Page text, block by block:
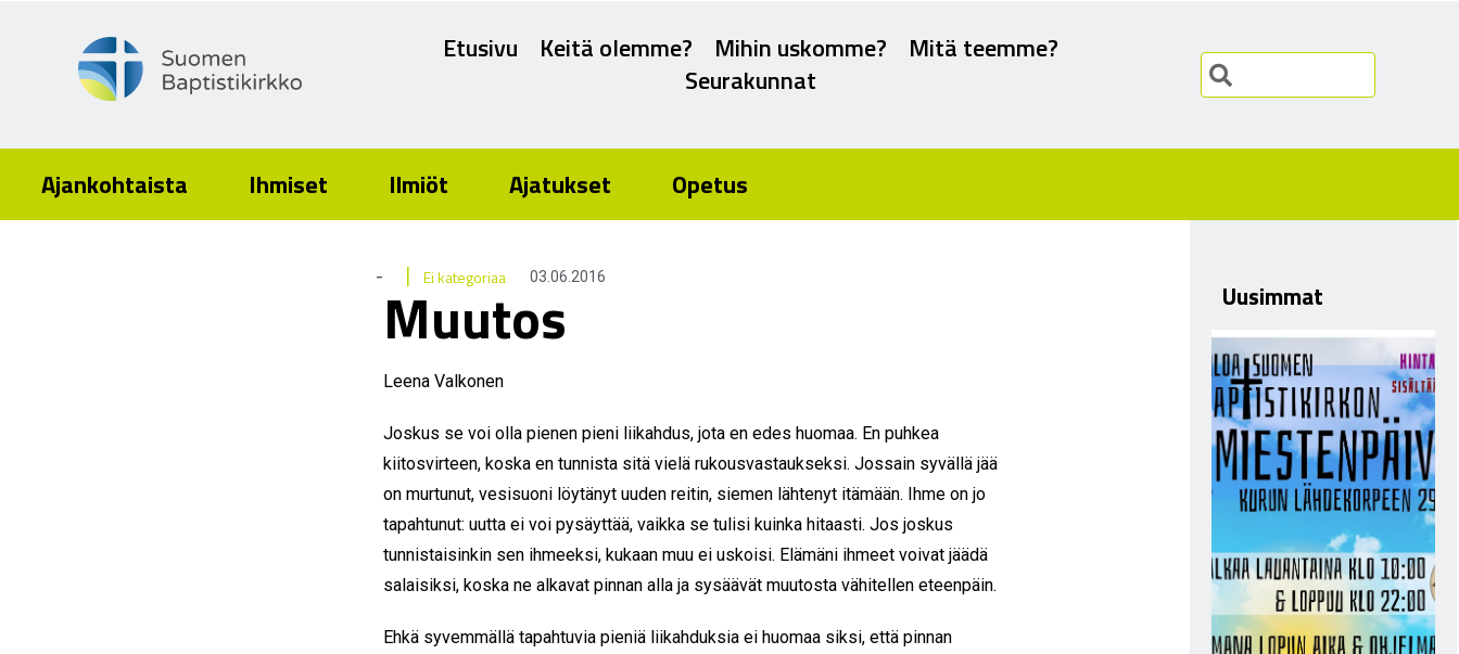
Etusivu Keitä olemme? Mihin uskomme?
Mitä teemme?
Seurakunnat
Ajankohtaista Ihmiset Ilmiöt Ajatukset Opetus
- | Ei kategoriaa 03.06.2016
Muutos
Leena Valkonen
Joskus se voi olla pienen pieni liikahdus, jota en edes huomaa. En puhkea
kiitosvirteen, koska en tunnista sitä vielä rukousvastaukseksi. Jossain syvällä jää
on murtunut, vesisuoni löytänyt uuden reitin, siemen lähtenyt itämään. Ihme on jo
tapahtunut: uutta ei voi pysäyttää, vaikka se tulisi kuinka hitaasti. Jos joskus
tunnistaisinkin sen ihmeeksi, kukaan muu ei uskoisi. Elämäni ihmeet voivat jäädä
salaisiksi, koska ne alkavat pinnan alla ja sysäävät muutosta vähitellen eteenpäin.
Ehkä syvemmällä tapahtuvia pieniä liikahduksia ei huomaa siksi, että pinnan
Uusimmat